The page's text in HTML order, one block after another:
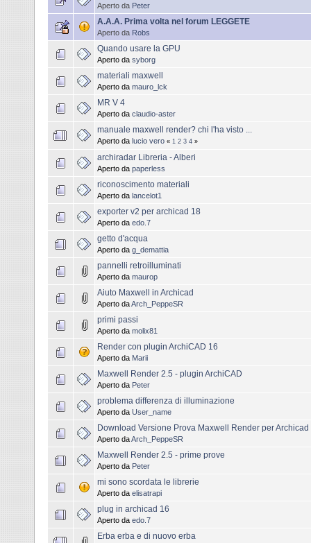
Aperto da Peter
A.A.A. Prima volta nel forum LEGGETE
Aperto da Robs
Quando usare la GPU
Aperto da syborg
materiali maxwell
Aperto da mauro_lck
MR V 4
Aperto da claudio-aster
manuale maxwell render? chi l'ha visto ...
Aperto da lucio vero « 1 2 3 4 »
archiradar Libreria - Alberi
Aperto da paperless
riconoscimento materiali
Aperto da lancelot1
exporter v2 per archicad 18
Aperto da edo.7
getto d'acqua
Aperto da g_demattia
pannelli retroilluminati
Aperto da maurop
Aiuto Maxwell in Archicad
Aperto daArch_PeppeSR
primi passi
Aperto da molix81
Render con plugin ArchiCAD 16
Aperto da Marii
Maxwell Render 2.5 - plugin ArchiCAD
Aperto da Peter
problema differenza di illuminazione
Aperto da User_name
Download Versione Prova Maxwell Render per Archicad
Aperto daArch_PeppeSR
Maxwell Render 2.5 - prime prove
Aperto da Peter
mi sono scordata le librerie
Aperto da elisatrapi
plug in archicad 16
Aperto da edo.7
Erba erba e di nuovo erba